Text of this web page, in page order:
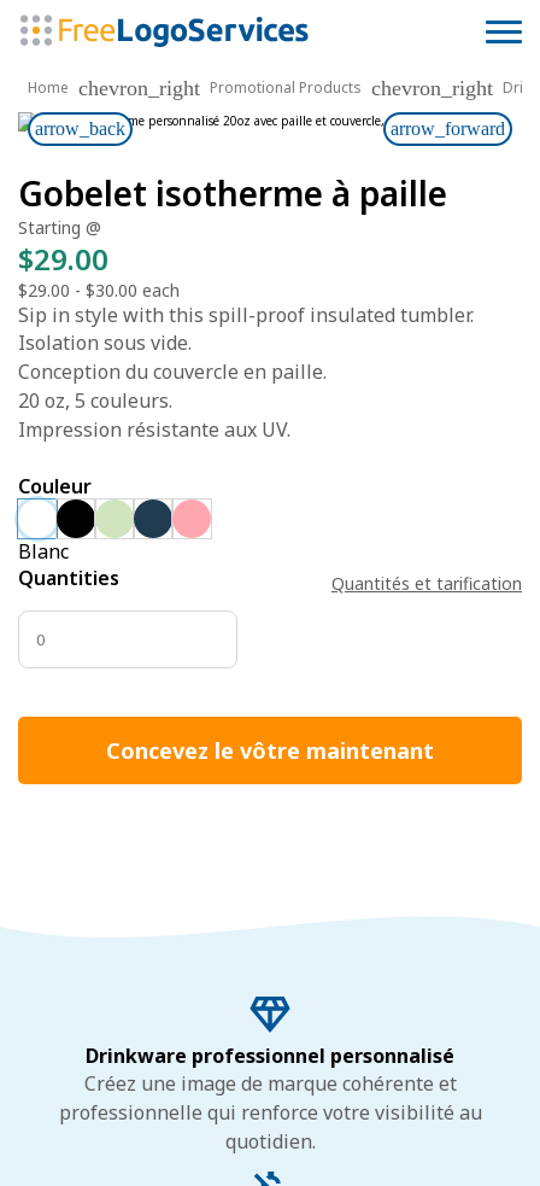
Home chevron_right Promotional Products chevron_right
arrow_back
arrow_forward
Gobelet isotherme à paille
Starting @
$29.00
$29.00 - $30.00 each
Sip in style with this spill-proof insulated tumbler.
Isolation sous vide.
Conception du couvercle en paille.
20 oz, 5 couleurs.
Impression résistante aux UV.
Couleur
Blanc
Quantities
Quantités et tarification
Concevez le vôtre maintenant
Drinkware professionnel personnalisé
Créez une image de marque cohérente et
professionnelle qui renforce votre visibilité au
quotidien.